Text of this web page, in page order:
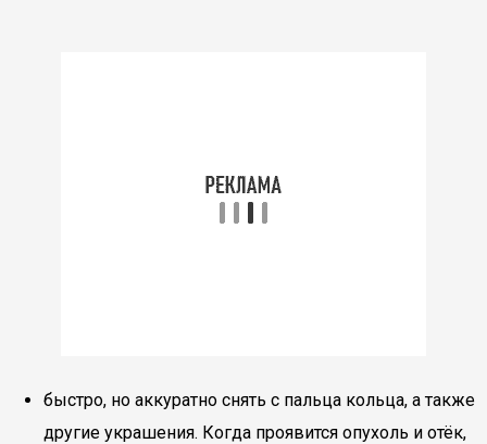
быстро, но аккуратно снять с пальца кольца, а также
другие украшения. Когда проявится опухоль и отёк,